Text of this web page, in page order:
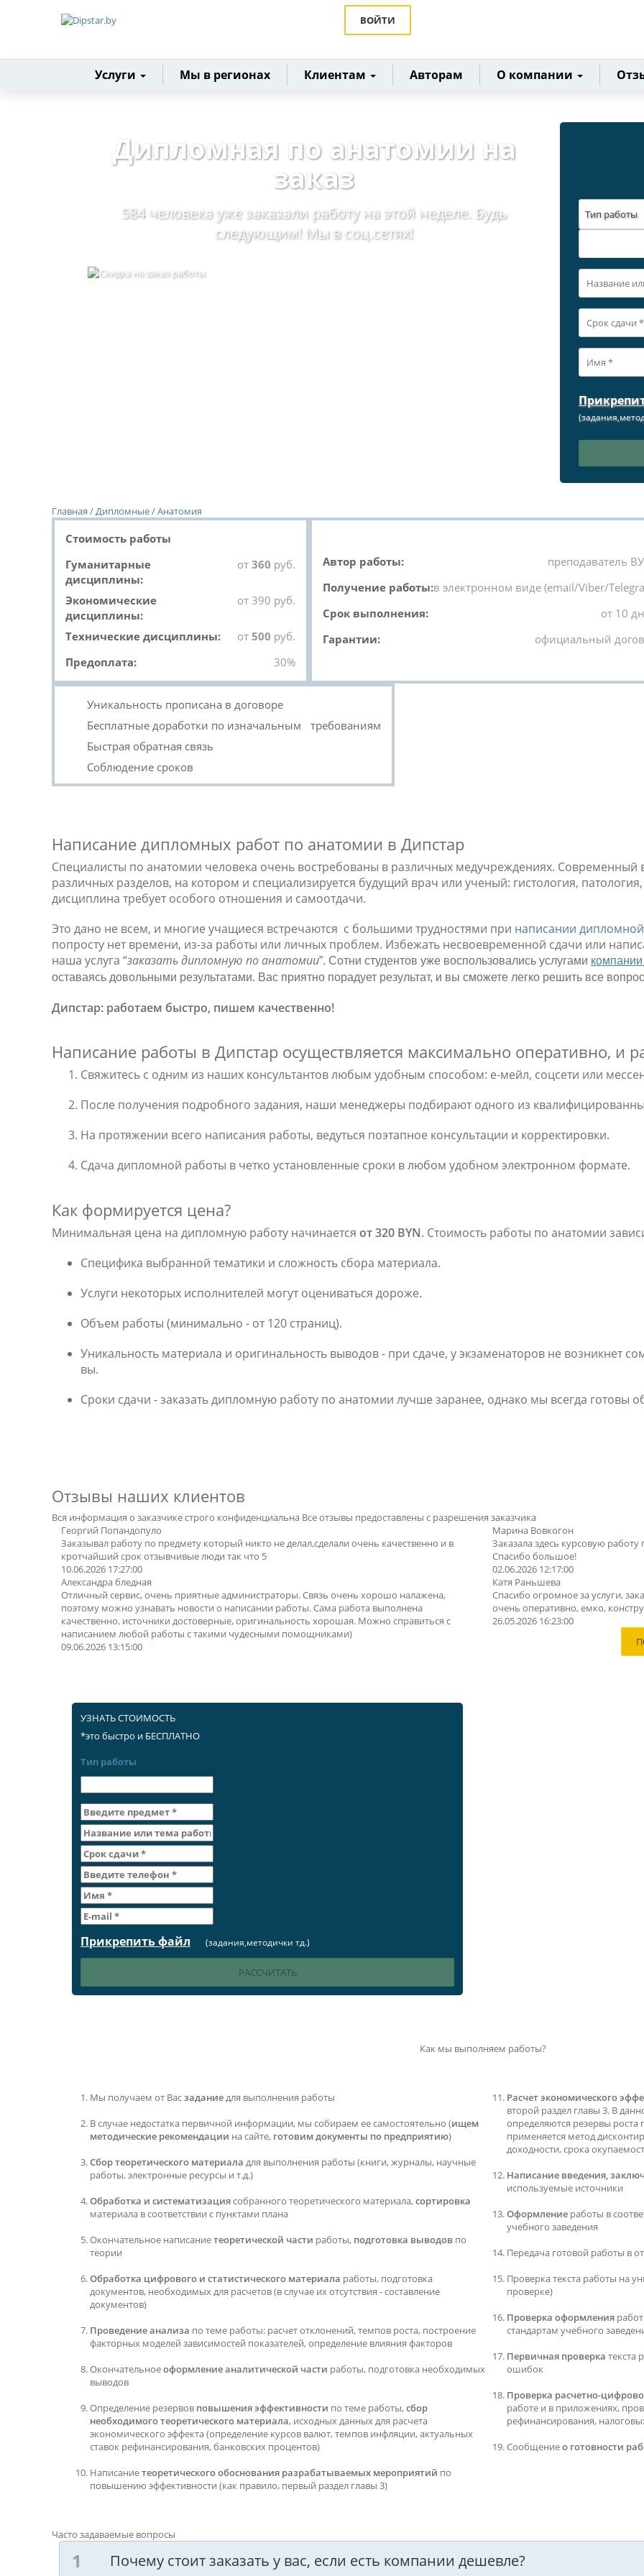
ВОЙТИ
Главная
Услуги Мы в регионах Клиентам Авторам О компании
Дипломная по анатомии на
заказ
584 человека уже заказали работу на этой неделе. Будь
следующим! Мы в соц.сетях!
Тип работы
Главная /Дипломные/Анатомия
Стоимость работы
Гуманитарные
дисциплины:
от 360 руб.
Экономические
дисциплины:
от 390 руб.
Технические дисциплины: от 500 руб.
Предоплата:
30%
Автор работы:
преподаватель
Получение работы:в электронном виде (email/Viber/
Срок выполнения:
от 10
Гарантии:
официальный
Уникальность прописана в договоре
Бесплатные доработки по изначальным требованиям
Быстрая обратная связь
Соблюдение сроков
Написание дипломных работ по анатомии в Дипстар
Специалисты по анатомии человека очень востребованы в различных медучреждениях. Современный
различных разделов, на котором и специализируется будущий врач или ученый: гистология,
дисциплина требует особого отношения и самоотдачи.
Это дано не всем, и многие учащиеся встречаются с большими трудностями при написании дипломной
попросту нет времени, из-за работы или личных проблем. Избежать несвоевременной сдачи или
наша услуга “заказать дипломную по анатомии”. Сотни студентов уже воспользовались услугами
оставаясь довольными результатами. Вас приятно порадует результат, и вы сможете легко решить все
Дипстар: работаем быстро, пишем качественно!
Написание работы в Дипстар осуществляется максимально оперативно, и
Свяжитесь с одним из наших консультантов любым удобным способом: е-мейл, соцсети или
После получения подробного задания, наши менеджеры подбирают одного из
На протяжении всего написания работы, ведуться поэтапное консультации и корректировки.
Сдача дипломной работы в четко установленные сроки в любом удобном электронном формате.
Как формируется цена?
Минимальная цена на дипломную работу начинается от 320 BYN. Стоимость работы по анатомии
Специфика выбранной тематики и сложность сбора материала.
Услуги некоторых исполнителей могут оцениваться дороже.
Объем работы (минимально - от 120 страниц).
Уникальность материала и оригинальность выводов - при сдаче, у экзаменаторов не возникнет
вы.
Сроки сдачи - заказать дипломную работу по анатомии лучше заранее, однако мы всегда готовы
Отзывы наших клиентов
Вся информация о заказчике строго конфиденциальна Все отзывы предоставлены с разрешения заказчика
Георгий Попандопуло
Заказывал работу по предмету который никто не делал,сделали очень качественно и в
кротчайший срок отзывчивые люди так что 5
10.06.2026 17:27:00
Александра бледная
Отличный сервис, очень приятные администраторы. Связь очень хорошо налажена,
поэтому можно узнавать новости о написании работы. Сама работа выполнена
качественно, источники достоверные, оригинальность хорошая. Можно справиться с
написанием любой работы с такими чудесными помощниками)
09.06.2026 13:15:00
Марина Вовкогон
Заказала здесь курсовую
Спасибо большое!
02.06.2026 12:17:00
Катя Раньшева
Спасибо огромное за услуги,
очень оперативно, емко,
26.05.2026 16:23:00
УЗНАТЬ СТОИМОСТЬ
*это быстро и БЕСПЛАТНО
Тип работы
Прикрепить файл (задания,методички тд.)
Как мы выполняем работы?
Мы получаем от Васзаданиедля выполнения работы
В случае недостатка первичной информации, мы собираем ее самостоятельно (ищем
методические рекомендации на сайте, готовим документы по предприятию)
Сбор теоретического материала для выполнения работы (книги, журналы, научные
работы, электронные ресурсы и т.д.)
Обработка и систематизациясобранного теоретического материала,сортировка
материала в соответствии с пунктами плана
Окончательное написаниетеоретической части работы, подготовка выводов по
теории
Обработка цифрового и статистического материала работы, подготовка
документов, необходимых для расчетов (в случае их отсутствия - составление
документов)
Проведение анализа по теме работы: расчет отклонений, темпов роста, построение
факторных моделей зависимостей показателей, определение влияния факторов
Окончательноеоформление аналитической части работы, подготовка необходимых
выводов
Определение резервов повышения эффективности по теме работы,сбор
необходимого теоретического материала, исходных данных для расчета
экономического эффекта (определение курсов валют, темпов инфляции, актуальных
ставок рефинансирования, банковских процентов)
Написаниетеоретического обоснования разрабатываемых мероприятий по
повышению эффективности (как правило, первый раздел главы 3)
Расчет экономического
второй раздел главы 3. В
определяются резервы роста
применяется метод
доходности, срока
Написание введения,
используемые источники
Оформление работы в
учебного заведения
Передача готовой работы в
Проверка текста работы на
проверке)
Проверка оформления
стандартам учебного
Первичная проверка текста
ошибок
Проверка расчетно-
работе и в приложениях,
рефинансирования,
Сообщениео готовности
Часто задаваемые вопросы
Почему стоит заказать у вас, если есть компании дешевле?